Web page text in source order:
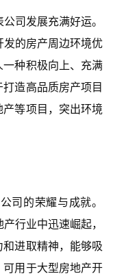
司发展充满好运。
发的房产周边环境优
种积极向上、充满
造高品质房产项目
等项目，突出环境
司的荣耀与成就。
行业中迅速崛起，
进取精神，能够吸
用于大型房地产开